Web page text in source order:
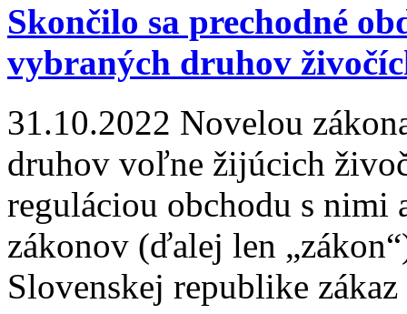
Skončilo sa prechodné
vybraných druhov
31.10.2022 Novelou
druhov voľne žijúcich
reguláciou obchodu s nimi
zákonov (ďalej len
Slovenskej republike